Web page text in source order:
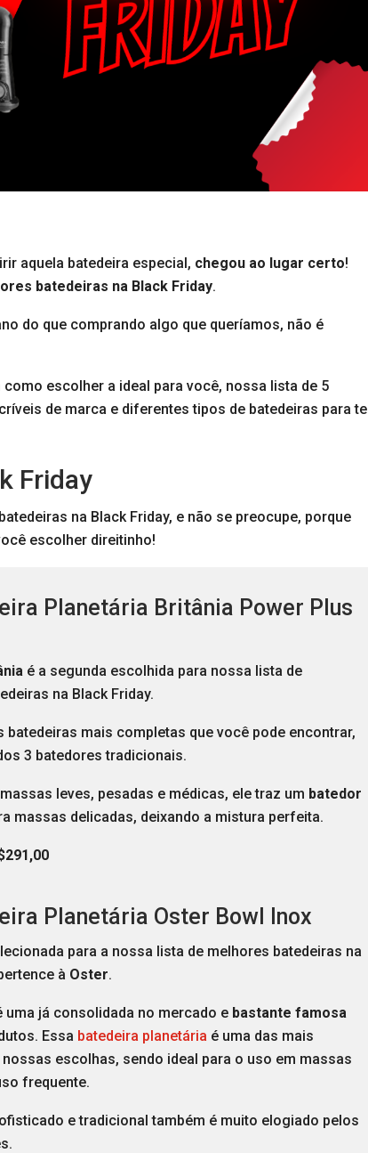
aquela batedeira especial, chegou ao lugar certo!
batedeiras na Black Friday.
do que comprando algo que queríamos, não é
escolher a ideal para você, nossa lista de 5
de marca e diferentes tipos de batedeiras para te
Friday
na Black Friday, e não se preocupe, porque
escolher direitinho!
Planetária Britânia Power Plus
é a segunda escolhida para nossa lista de
na Black Friday.
batedeiras mais completas que você pode encontrar,
3 batedores tradicionais.
leves, pesadas e médicas, ele traz um batedor
massas delicadas, deixando a mistura perfeita.
Planetária Oster Bowl Inox
para a nossa lista de melhores batedeiras na
à Oster.
uma já consolidada no mercado e bastante famosa
Essa batedeira planetária é uma das mais
escolhas, sendo ideal para o uso em massas
frequente.
e tradicional também é muito elogiado pelos